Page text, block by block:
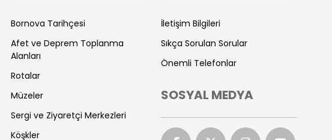
Bornova Tarihçesi
Afet ve Deprem Toplanma
Alanları
Rotalar
Müzeler
Sergi ve Ziyaretçi Merkezleri
Köşkler
İletişim Bilgileri
Sıkça Sorulan Sorular
Önemli Telefonlar
SOSYAL MEDYA